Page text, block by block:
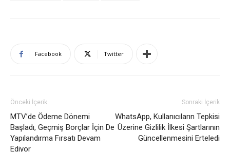
Facebook Twitter
Önceki İçerik
MTV’de Ödeme Dönemi
Başladı, Geçmiş Borçlar İçin De
Yapılandırma Fırsatı Devam
Ediyor
Sonraki İçerik
WhatsApp, Kullanıcıların Tepkisi
Üzerine Gizlilik İlkesi Şartlarının
Güncellenmesini Erteledi